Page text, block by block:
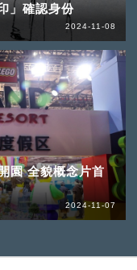
」確認身份
2024-11-08
園 全貌概念片首
2024-11-07